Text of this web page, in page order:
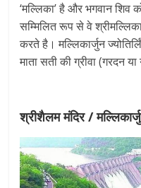
‘मल्लिका’ है और भगवान शिव
सम्मिलित रूप से वे
करते है। मल्लिकार्जुन
माता सती की ग्रीवा (गरदन या
श्रीशैलम मंदिर /